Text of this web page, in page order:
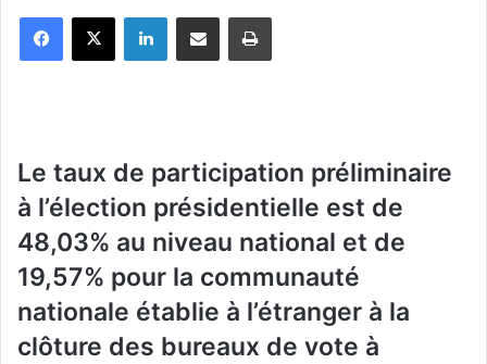
Le taux de participation préliminaire
à l’élection présidentielle est de
48,03% au niveau national et de
19,57% pour la communauté
nationale établie à l’étranger à la
clôture des bureaux de vote à